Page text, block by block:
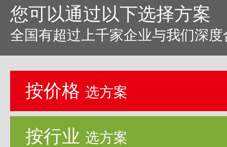
您可以通过以下选择方案
全国有超过上千家企业与我们深度
按价格 选方案
按行业 选方案